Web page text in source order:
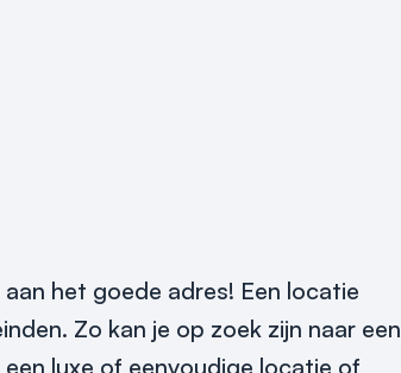
het goede adres! Een locatie
Zo kan je op zoek zijn naar een
luxe of eenvoudige locatie of